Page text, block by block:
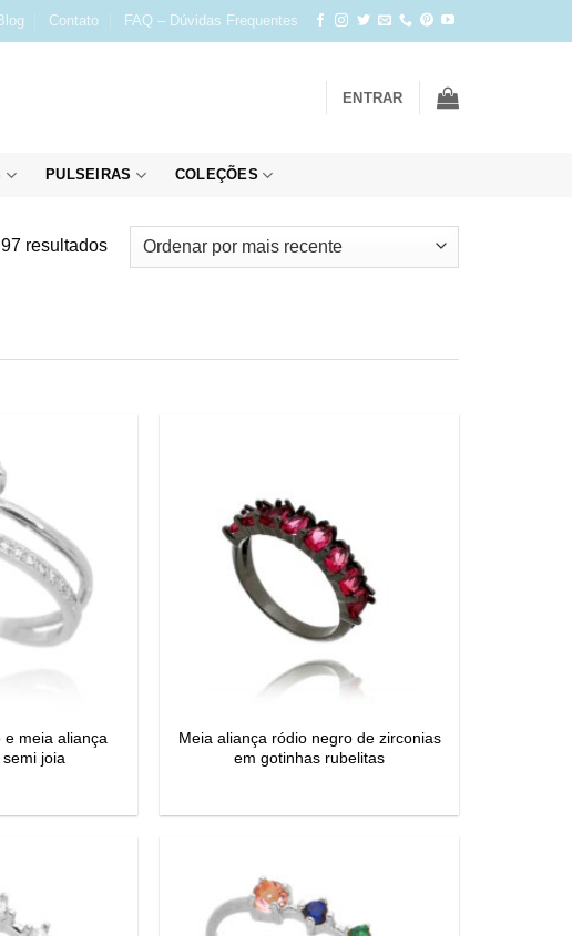
Contato FAQ – Dúvidas Frequentes
ENTRAR
PULSEIRAS COLEÇÕES
resultadosClassificado
por
e meia aliança
joia
Meia aliança ródio negro de zirconias
em gotinhas rubelitas